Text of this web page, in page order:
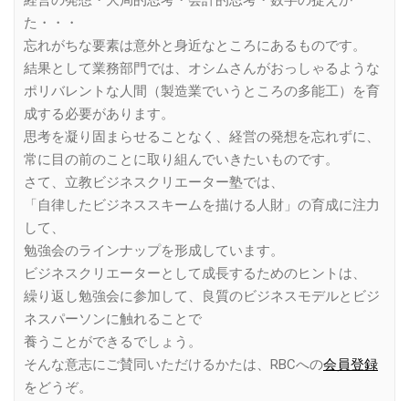
た・・・
忘れがちな要素は意外と身近なところにあるものです。
結果として業務部門では、オシムさんがおっしゃるような
ポリバレントな人間（製造業でいうところの多能工）を育
成する必要があります。
思考を凝り固まらせることなく、経営の発想を忘れずに、
常に目の前のことに取り組んでいきたいものです。
さて、立教ビジネスクリエーター塾では、
「自律したビジネススキームを描ける人財」の育成に注力
して、
勉強会のラインナップを形成しています。
ビジネスクリエーターとして成長するためのヒントは、
繰り返し勉強会に参加して、良質のビジネスモデルとビジ
ネスパーソンに触れることで
養うことができるでしょう。
そんな意志にご賛同いただけるかたは、RBCへの会員登録
をどうぞ。